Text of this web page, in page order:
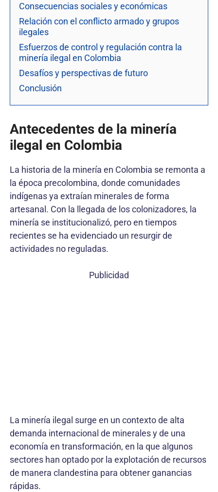
Consecuencias sociales y económicas
Relación con el conflicto armado y grupos
ilegales
Esfuerzos de control y regulación contra la
minería ilegal en Colombia
Desafíos y perspectivas de futuro
Conclusión
Antecedentes de la minería
ilegal en Colombia
La historia de la minería en Colombia se remonta a
la época precolombina, donde comunidades
indígenas ya extraían minerales de forma
artesanal. Con la llegada de los colonizadores, la
minería se institucionalizó, pero en tiempos
recientes se ha evidenciado un resurgir de
actividades no reguladas.
Publicidad
La minería ilegal surge en un contexto de alta
demanda internacional de minerales y de una
economía en transformación, en la que algunos
sectores han optado por la explotación de recursos
de manera clandestina para obtener ganancias
rápidas.